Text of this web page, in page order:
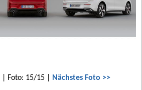
| Foto: 15/15 | Nächstes Foto >>